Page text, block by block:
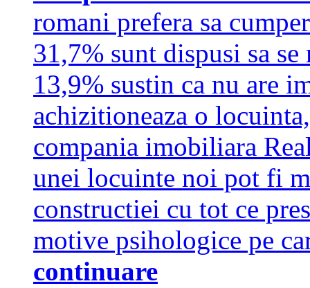
romani prefera sa
31,7% sunt dispusi sa
13,9% sustin ca nu are
achizitioneaza o
compania imobiliara
unei locuinte noi pot fi
constructiei cu tot ce
motive psihologice pe
continuare